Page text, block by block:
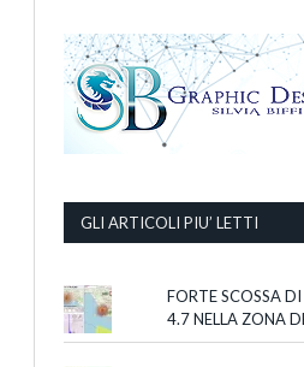
GLI ARTICOLI PIU’ LETTI
FORTE SCOSSA
4.7 NELLA ZONA